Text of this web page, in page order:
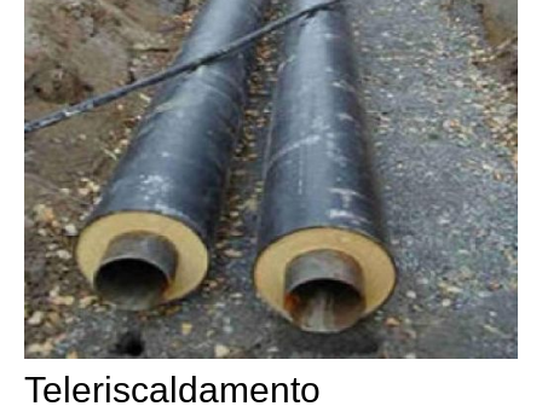
Teleriscaldamento